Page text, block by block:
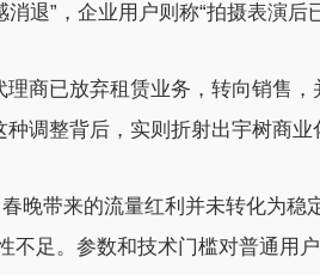
消退”，企业用户则称“拍摄表演后
理商已放弃租赁业务，转向销售
调整背后，实则折射出宇树商
晚带来的流量红利并未转化为稳
不足。参数和技术门槛对普通用